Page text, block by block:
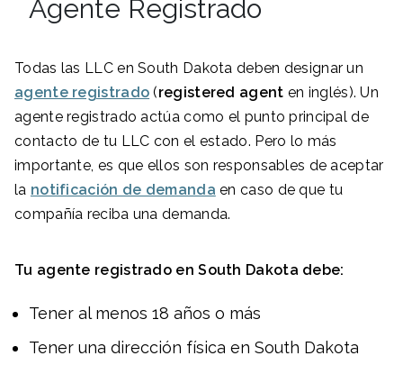
Agente Registrado
Todas las LLC en South Dakota deben designar un
agente registrado (registered agent en inglés). Un
agente registrado actúa como el punto principal de
contacto de tu LLC con el estado. Pero lo más
importante, es que ellos son responsables de aceptar
la notificación de demanda en caso de que tu
compañía reciba una demanda.
Tu agente registrado enSouth Dakota debe:
Tener al menos 18 años o más
Tener una dirección física en South Dakota